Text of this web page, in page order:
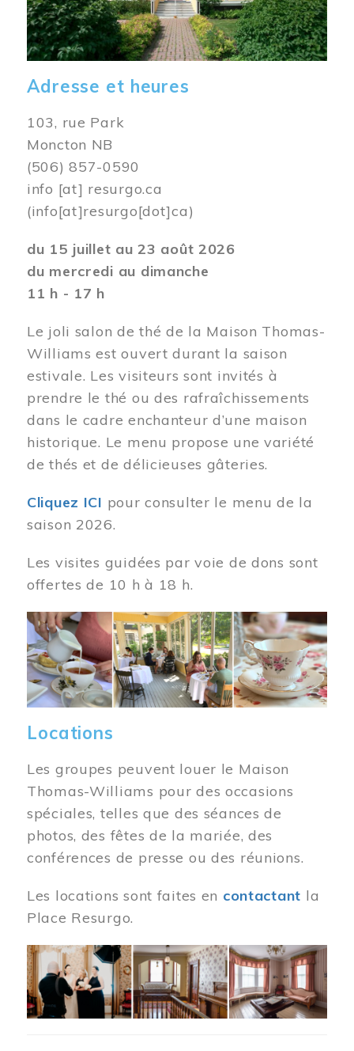
Adresse et heures
103, rue Park
Moncton NB
(506) 857-0590
info [at] resurgo.ca
(info[at]resurgo[dot]ca)
du 15 juillet au 23 août 2026
du mercredi au dimanche
11 h - 17 h
Le joli salon de thé de la Maison Thomas-
Williams est ouvert durant la saison
estivale. Les visiteurs sont invités à
prendre le thé ou des rafraîchissements
dans le cadre enchanteur d’une maison
historique. Le menu propose une variété
de thés et de délicieuses gâteries.
Cliquez ICI pour consulter le menu de la
saison 2026.
Les visites guidées par voie de dons sont
offertes de 10 h à 18 h.
Image
Locations
Les groupes peuvent louer le Maison
Thomas-Williams pour des occasions
spéciales, telles que des séances de
photos, des fêtes de la mariée, des
conférences de presse ou des réunions.
Les locations sont faites en contactant la
Place Resurgo.
Image